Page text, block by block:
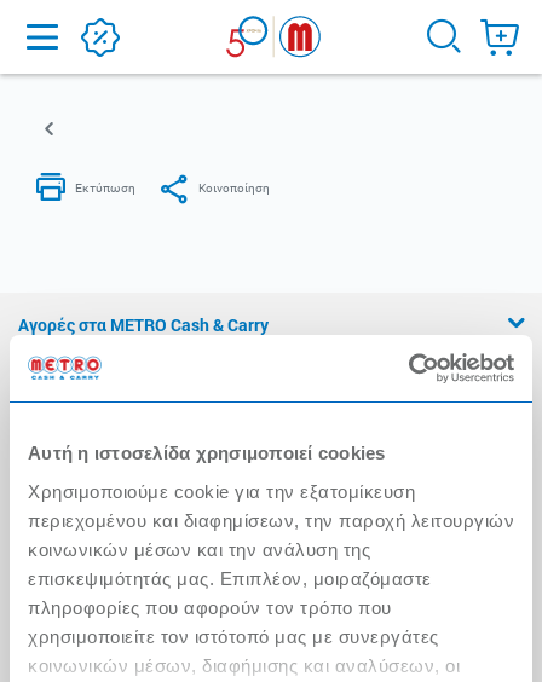
Αυτή η ιστοσελίδα χρησιμοποιεί cookies
Χρησιμοποιούμε cookie για την εξατομίκευση
περιεχομένου και διαφημίσεων, την παροχή λειτουργιών
κοινωνικών μέσων και την ανάλυση της
επισκεψιμότητάς μας. Επιπλέον, μοιραζόμαστε
πληροφορίες που αφορούν τον τρόπο που
χρησιμοποιείτε τον ιστότοπό μας με συνεργάτες
κοινωνικών μέσων, διαφήμισης και αναλύσεων, οι
Home
Αγορές στα METRO Cash & Carry
Εμπειρία METRO Cash & Carry
Η Αλυσίδα
Press Kit
Ο λογαριασμός μου
Τα METRO Cash & Carry δίπλα σας
Εταιρική Κοινωνική Ευθύνη